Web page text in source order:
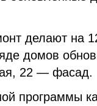
делают на
домов
22 — фасад.
программы